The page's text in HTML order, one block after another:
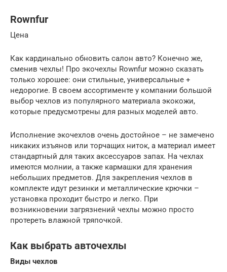
Rownfur
Цена
Как кардинально обновить салон авто? Конечно же,
сменив чехлы! Про экочехлы Rownfur можно сказать
только хорошее: они стильные, универсальные +
недорогие. В своем ассортименте у компании большой
выбор чехлов из популярного материала экокожи,
которые предусмотрены для разных моделей авто.
Исполнение экочехлов очень достойное – не замечено
никаких изъянов или торчащих ниток, а материал имеет
стандартный для таких аксессуаров запах. На чехлах
имеются молнии, а также кармашки для хранения
небольших предметов. Для закрепления чехлов в
комплекте идут резинки и металлические крючки –
установка проходит быстро и легко. При
возникновении загрязнений чехлы можно просто
протереть влажной тряпочкой.
Как выбрать авточехлы
Виды чехлов